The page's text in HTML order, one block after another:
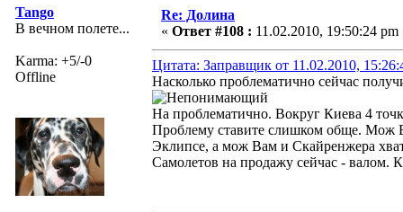
Tango
В вечном полете...
Karma: +5/-0
Offline
Re: Долина
« Ответ #108 : 11.02.2010, 19:50:24 pm
Цитата: Заправщик от 11.02.2010,
Насколько проблематично сейчас
На проблематично. Вокруг Киева 4
Проблему ставите слишком обще. Мож
Эклипсе, а мож Вам и Скайренжера
Самолетов на продажу сейчас - валом.